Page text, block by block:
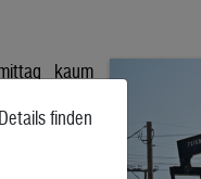
kaum
kostete am
als am
finden